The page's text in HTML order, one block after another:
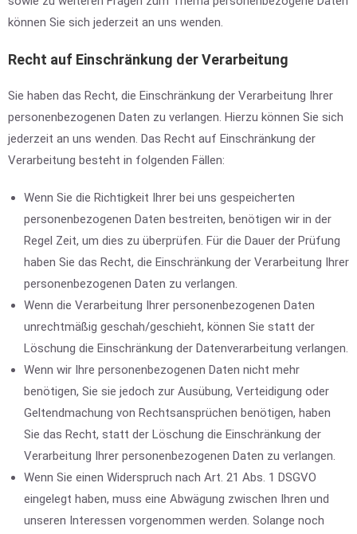
können Sie sich jederzeit an uns wenden.
Recht auf Einschränkung der Verarbeitung
Sie haben das Recht, die Einschränkung der Verarbeitung Ihrer
personenbezogenen Daten zu verlangen. Hierzu können Sie sich
jederzeit an uns wenden. Das Recht auf Einschränkung der
Verarbeitung besteht in folgenden Fällen:
Wenn Sie die Richtigkeit Ihrer bei uns gespeicherten
personenbezogenen Daten bestreiten, benötigen wir in der
Regel Zeit, um dies zu überprüfen. Für die Dauer der Prüfung
haben Sie das Recht, die Einschränkung der Verarbeitung Ihrer
personenbezogenen Daten zu verlangen.
Wenn die Verarbeitung Ihrer personenbezogenen Daten
unrechtmäßig geschah/geschieht, können Sie statt der
Löschung die Einschränkung der Datenverarbeitung verlangen.
Wenn wir Ihre personenbezogenen Daten nicht mehr
benötigen, Sie sie jedoch zur Ausübung, Verteidigung oder
Geltendmachung von Rechtsansprüchen benötigen, haben
Sie das Recht, statt der Löschung die Einschränkung der
Verarbeitung Ihrer personenbezogenen Daten zu verlangen.
Wenn Sie einen Widerspruch nach Art. 21 Abs. 1 DSGVO
eingelegt haben, muss eine Abwägung zwischen Ihren und
unseren Interessen vorgenommen werden. Solange noch